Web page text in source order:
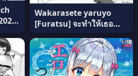
Wakarasete yaruyo
[Furatsu] จะทำให้เธอ
เข้าใจเอง แปลไทย